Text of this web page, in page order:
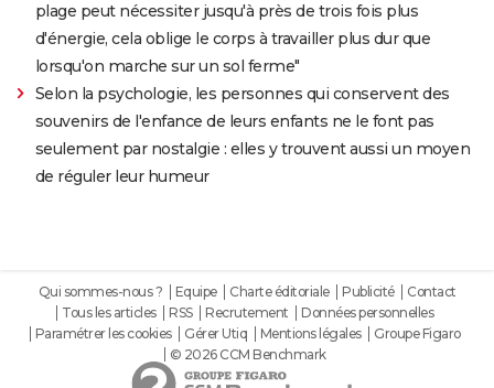
plage peut nécessiter jusqu'à près de trois fois plus
d'énergie, cela oblige le corps à travailler plus dur que
lorsqu'on marche sur un sol ferme"
Selon la psychologie, les personnes qui conservent des
souvenirs de l'enfance de leurs enfants ne le font pas
seulement par nostalgie : elles y trouvent aussi un moyen
de réguler leur humeur
Qui sommes-nous ? Equipe Charte éditoriale Publicité
Contact
Tous les articles
RSS Recrutement
Données personnelles
Paramétrer les cookies
Gérer Utiq Mentions légales
Groupe Figaro
© 2026 CCM Benchmark